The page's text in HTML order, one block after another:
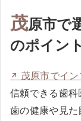
茂原市で
のポイン
茂原市でイ
信頼できる歯科
歯の健康や見